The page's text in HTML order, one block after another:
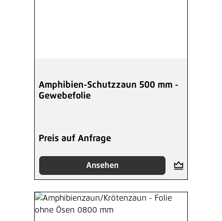
Amphibien-Schutzzaun 500 mm -
Gewebefolie
Preis auf Anfrage
Ansehen